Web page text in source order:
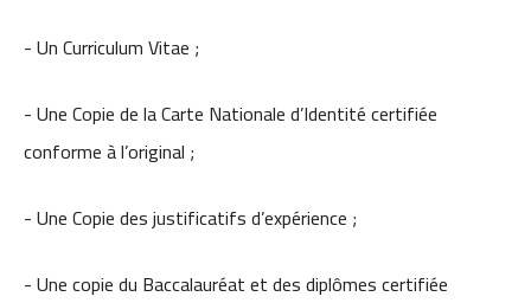
- Un Curriculum Vitae ;
- Une Copie de la Carte Nationale d’Identité certifiée
conforme à l’original ;
- Une Copie des justificatifs d’expérience ;
- Une copie du Baccalauréat et des diplômes certifiée